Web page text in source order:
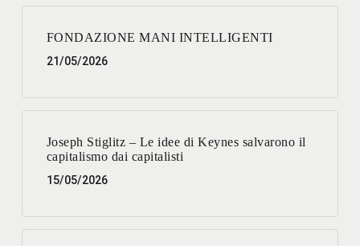
FONDAZIONE MANI INTELLIGENTI
21/05/2026
Joseph Stiglitz – Le idee di Keynes salvarono il
capitalismo dai capitalisti
15/05/2026